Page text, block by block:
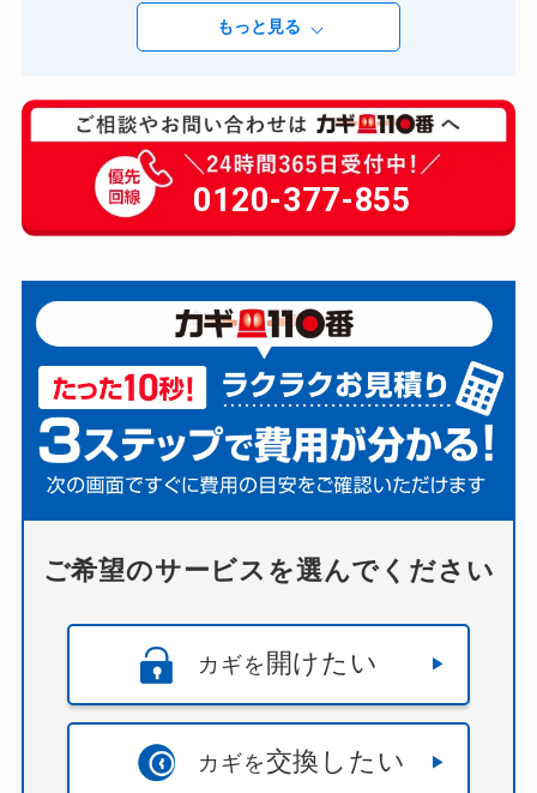
昭島市・稲城市・調布市・羽村市・
小金井市・西東京市
神奈川県（三浦市・三浦郡・中郡・伊勢原市・
南足柄市・厚木市・大和市・小田原市・川崎市・
川崎市中原区・ 川崎市多摩区・川崎市宮前区
崎市川崎区 ・ 川崎市幸区・川崎市高津区・
麻生区・平塚市・座間市・愛甲郡・横浜市・横浜
戸塚区・横浜市旭区・横浜市栄区・横浜市泉区・
・横浜市港南区・横浜市瀬谷区
横
浜市磯子区・横浜市神奈川区・横浜市緑区・横浜
市西区・横浜市都筑区・横浜市金沢区・横浜市青
葉区・横浜市鶴見区 ・横須賀市・海老名市・相模
原市 ・相模原市中央区・相模原市南区・相模原市
緑区 ・ 秦野市・ 綾瀬市・茅ヶ崎市・ 藤沢市
足柄
上郡・足柄下郡・逗子市・鎌倉市・高座郡）
もっと見る
0120-377-855
ご希望のサービスを選んでください
カギを 開けたい
カギを交換したい